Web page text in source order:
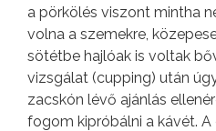
a pörkölés viszont mintha
volna a szemekre,
sötétbe hajlóak is voltak
vizsgálat (cupping) után
zacskón lévő ajánlás
fogom kipróbálni a kávét.